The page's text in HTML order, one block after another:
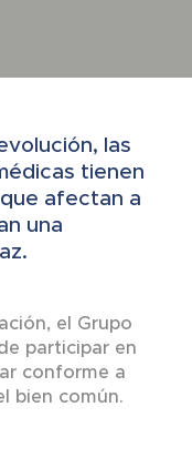
las
tienen
afectan a
una
el Grupo
participar en
conforme a
bien común.